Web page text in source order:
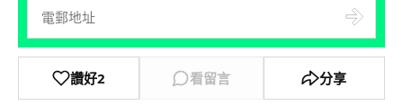
讚好2 看留言 分享